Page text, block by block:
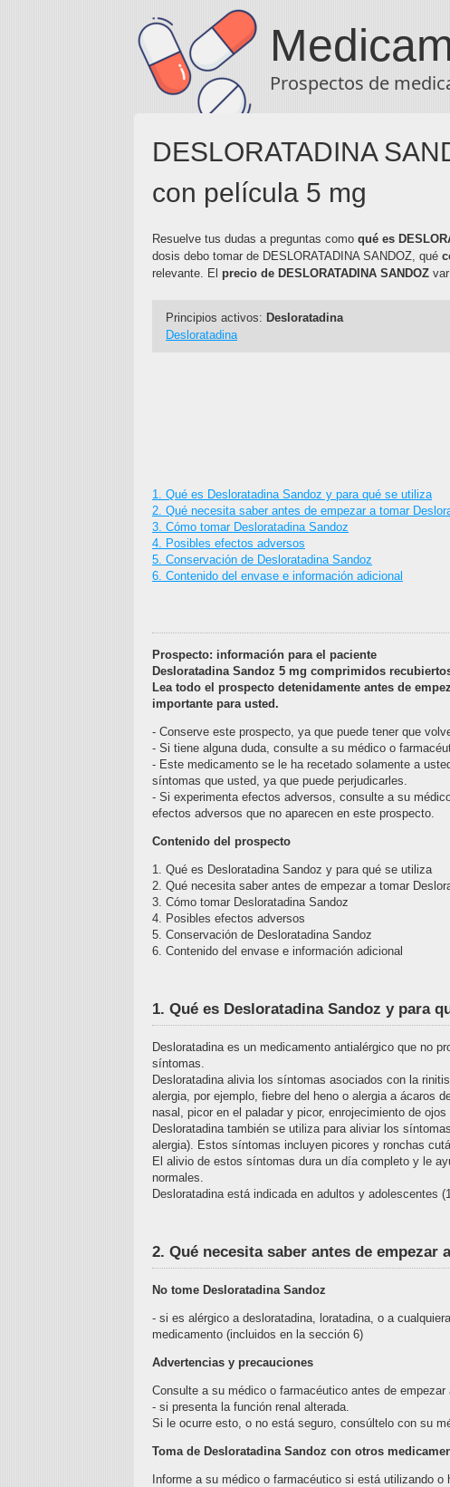
Prospectos de
DESLORATADINA
con película 5 mg
Resuelve tus dudas a preguntas como qué es
dosis debo tomar de DESLORATADINA SANDOZ, qué
relevante. El precio de DESLORATADINA SANDOZ
Principios activos: Desloratadina
Desloratadina
1. Qué es Desloratadina Sandoz y para qué se utiliza
2. Qué necesita saber antes de empezar a tomar
3. Cómo tomar Desloratadina Sandoz
4. Posibles efectos adversos
5. Conservación de Desloratadina Sandoz
6. Contenido del envase e información adicional
Prospecto: información para el paciente
Desloratadina Sandoz 5 mg comprimidos
Lea todo el prospecto detenidamente antes de
importante para usted.
- Conserve este prospecto, ya que puede tener que
- Si tiene alguna duda, consulte a su médico o
- Este medicamento se le ha recetado solamente a
síntomas que usted, ya que puede perjudicarles.
- Si experimenta efectos adversos, consulte a su
efectos adversos que no aparecen en este prospecto.
Contenido del prospecto
1. Qué es Desloratadina Sandoz y para qué se utiliza
2. Qué necesita saber antes de empezar a tomar
3. Cómo tomar Desloratadina Sandoz
4. Posibles efectos adversos
5. Conservación de Desloratadina Sandoz
6. Contenido del envase e información adicional
1. Qué es Desloratadina Sandoz y para
Desloratadina es un medicamento antialérgico que no
síntomas.
Desloratadina alivia los síntomas asociados con la
alergia, por ejemplo, fiebre del heno o alergia a ácaros
nasal, picor en el paladar y picor, enrojecimiento de ojos
Desloratadina también se utiliza para aliviar los
alergia). Estos síntomas incluyen picores y ronchas
El alivio de estos síntomas dura un día completo y le
normales.
Desloratadina está indicada en adultos y adolescentes
2. Qué necesita saber antes de empezar
No tome Desloratadina Sandoz
- si es alérgico a desloratadina, loratadina, o a
medicamento (incluidos en la sección 6)
Advertencias y precauciones
Consulte a su médico o farmacéutico antes de
- si presenta la función renal alterada.
Si le ocurre esto, o no está seguro, consúltelo con su
Toma de Desloratadina Sandoz con otros
Informe a su médico o farmacéutico si está utilizando